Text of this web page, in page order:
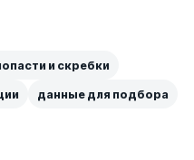
и скребки
данные для подбора